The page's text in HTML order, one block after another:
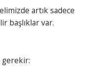
artık sadece
başlıklar var.